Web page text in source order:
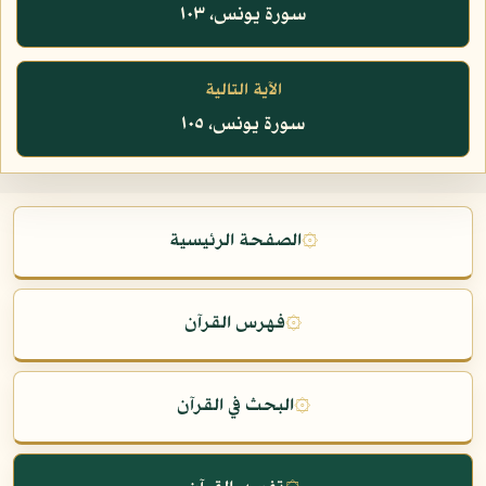
سورة يونس، ١٠٣
الآية التالية
سورة يونس، ١٠٥
۞الصفحة الرئيسية
۞فهرس القرآن
۞البحث في القرآن